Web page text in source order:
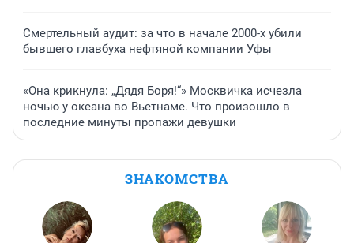
Смертельный аудит: за что в начале 2000-х убили
бывшего главбуха нефтяной компании Уфы
«Она крикнула: „Дядя Боря!“» Москвичка исчезла
ночью у океана во Вьетнаме. Что произошло в
последние минуты пропажи девушки
ЗНАКОМСТВА